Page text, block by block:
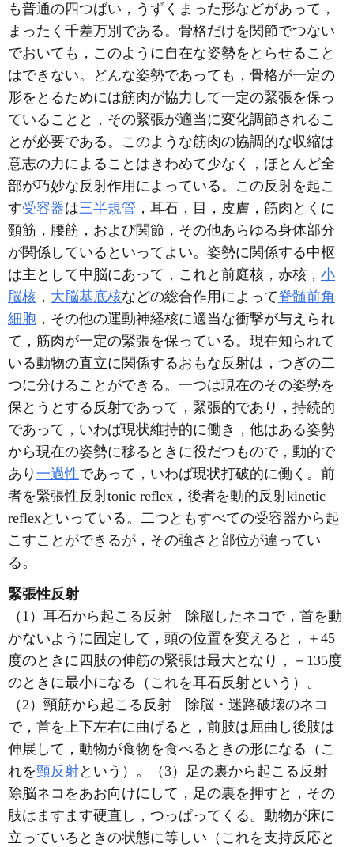
も普通の四つばい，うずくまった形などがあって，
まったく千差万別である。骨格だけを関節でつない
でおいても，このように自在な姿勢をとらせること
はできない。どんな姿勢であっても，骨格が一定の
形をとるためには筋肉が協力して一定の緊張を保っ
ていることと，その緊張が適当に変化調節されるこ
とが必要である。このような筋肉の協調的な収縮は
意志の力によることはきわめて少なく，ほとんど全
部が巧妙な反射作用によっている。この反射を起こ
す受容器は三半規管 ，耳石，目，皮膚，筋肉とくに
頸筋，腰筋，および関節，その他あらゆる身体部分
が関係しているといってよい。姿勢に関係する中枢
は主として中脳にあって，これと前庭核，赤核， 小
脳核 ， 大脳基底核などの総合作用によって脊髄前角
細胞 ，その他の運動神経核に適当な衝撃が与えられ
て，筋肉が一定の緊張を保っている。現在知られて
いる動物の直立に関係するおもな反射は，つぎの二
つに分けることができる。一つは現在のその姿勢を
保とうとする反射であって，緊張的であり，持続的
であって，いわば現状維持的に働き，他はある姿勢
から現在の姿勢に移るときに役だつもので，動的で
あり 一過性であって，いわば現状打破的に働く。前
者を緊張性反射tonic reflex，後者を動的反射kinetic
reflexといっている。二つともすべての受容器から起
こすことができるが，その強さと部位が違ってい
る。
緊張性反射
（1）耳石から起こる反射 除脳したネコで，首を動
かないように固定して，頭の位置を変えると，＋45
度のときに四肢の伸筋の緊張は最大となり，－135度
のときに最小になる（これを耳石反射という）。
（2）頸筋から起こる反射 除脳・迷路破壊のネコ
で，首を上下左右に曲げると，前肢は屈曲し後肢は
伸展して，動物が食物を食べるときの形になる（こ
れを頸反射という）。（3）足の裏から起こる反射
除脳ネコをあお向けにして，足の裏を押すと，その
肢はますます硬直し，つっぱってくる。動物が床に
立っているときの状態に等しい（これを支持反応と